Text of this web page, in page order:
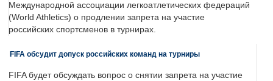
Международной ассоциации легкоатлетических федераций
(World Athletics) о продлении запрета на участие
российских спортсменов в турнирах.
FIFA обсудит допуск российских команд на турниры
FIFA будет обсуждать вопрос о снятии запрета на участие